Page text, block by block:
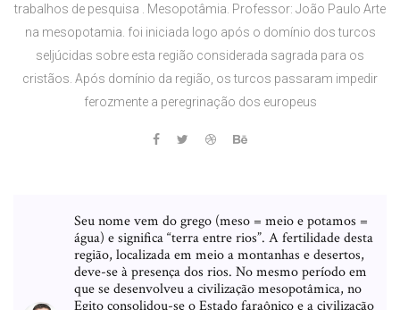
trabalhos de pesquisa . Mesopotâmia. Professor: João Paulo Arte
na mesopotamia. foi iniciada logo após o domínio dos turcos
seljúcidas sobre esta região considerada sagrada para os
cristãos. Após domínio da região, os turcos passaram impedir
ferozmente a peregrinação dos europeus
Seu nome vem do grego (meso = meio e potamos =
água) e significa “terra entre rios”. A fertilidade desta
região, localizada em meio a montanhas e desertos,
deve-se à presença dos rios. No mesmo período em
que se desenvolveu a civilização mesopotâmica, no
Egito consolidou-se o Estado faraônico e a civilização